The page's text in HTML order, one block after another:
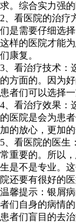
求。综合实力强
2、看医院的治疗
们是需要仔细选
这样的医院才能
们康复。
3、看治疗技术：
的方面的。因为
患者们可以选择
4、看治疗效果：
的医院是会为患
加的放心，更加的
5、看医院的医生
常重要的。所以
生是不是专业。
院还要有很好的医
温馨提示：银屑
者们自身的病情
患者们盲目的去